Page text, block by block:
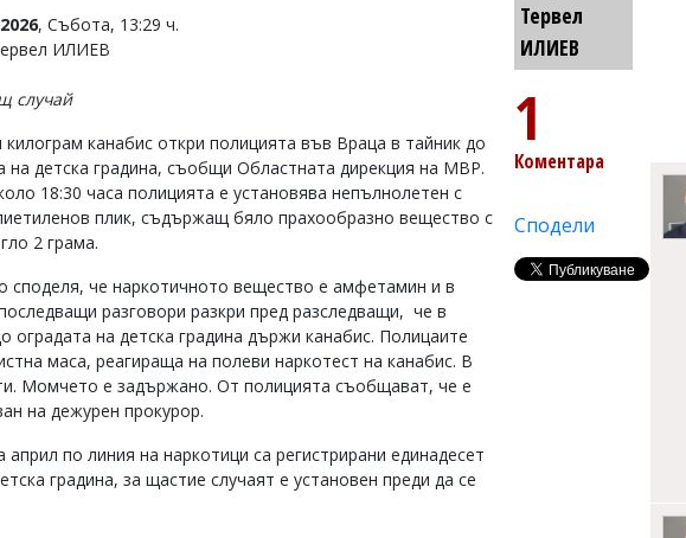
, Събота, 13:29 ч.
ИЛИЕВ
случай
канабис откри полицията във Враца в тайник до
на детска градина, съобщи Областната дирекция на МВР.
18:30 часа полицията е установява непълнолетен с
плик, съдържащ бяло прахообразно вещество с
2 грама.
споделя, че наркотичното вещество е амфетамин и в
разговори разкри пред разследващи, че в
оградата на детска градина държи канабис. Полицаите
маса, реагираща на полеви наркотест на канабис. В
Момчето е задържано. От полицията съобщават, че е
на дежурен прокурор.
по линия на наркотици са регистрирани единадесет
градина, за щастие случаят е установен преди да се
Тервел
ИЛИЕВ
1
Коментара
Сподели